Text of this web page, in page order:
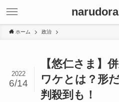
ホーム 政治
【悠仁さま】
ワケとは？形
判殺到も！
2022
6/14